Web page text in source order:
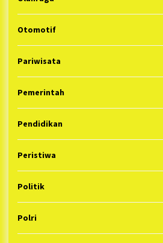
Otomotif
Pariwisata
Pemerintah
Pendidikan
Peristiwa
Politik
Polri